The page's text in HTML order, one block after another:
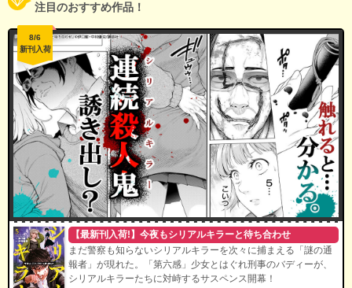
注目のおすすめ作品！
8/6
新刊入荷
【最新刊入荷!】今夜もシリアルキラーと待ち合わせ
まだ警察も知らないシリアルキラーを次々に捕まえる「謎の通
報者」が現れた。「第六感」少女とはぐれ刑事のバディーが、
シリアルキラーたちに対峙するサスペンス開幕！